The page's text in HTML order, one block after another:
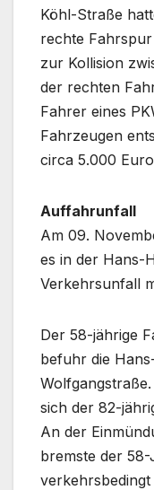
Köhl-Straße
rechte
zur Kollision
der rechten
Fahrer eines
Fahrzeugen
circa 5.000
Auffahrunfall
Am 09.
es in der Hans-
Verkehrsunfall
Der 58-jährige
befuhr die
sich der 82-
An der
bremste der